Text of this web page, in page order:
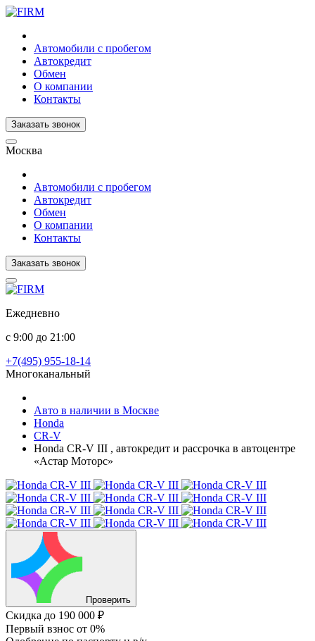
Автомобили с пробегом
Автокредит
Обмен
О компании
Контакты
Заказать звонок
Москва
Автомобили с пробегом
Автокредит
Обмен
О компании
Контакты
Заказать звонок
Ежедневно
с 9:00 до 21:00
+7(495) 955-18-14
Многоканальный
Авто в наличии в Москве
Honda
CR-V
Honda CR-V III , автокредит и рассрочка в автоцентре
«Астар Моторс»
Проверить
Скидка до 190 000 ₽
Первый взнос от 0%